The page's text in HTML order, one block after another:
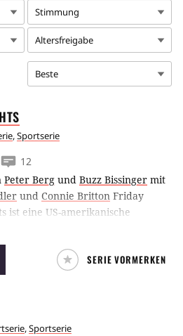
Stimmung
Altersfreigabe
Beste
,Sportserie
12
Peter Berg und Buzz Bissinger mit
und Connie Britton Friday
ist eine US-amerikanische
Film basiert. Sie spielt
Kleinstadt Dillon in
Football das ganze Leben ist.
SERIE VORMERKEN
,Sportserie